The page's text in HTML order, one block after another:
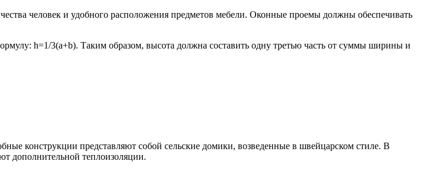
человек и удобного расположения предметов мебели. Оконные проемы должны обеспечивать
h=1/3(a+b). Таким образом, высота должна составить одну третью часть от суммы ширины и
конструкции представляют собой сельские домики, возведенные в швейцарском стиле. В
дополнительной теплоизоляции.